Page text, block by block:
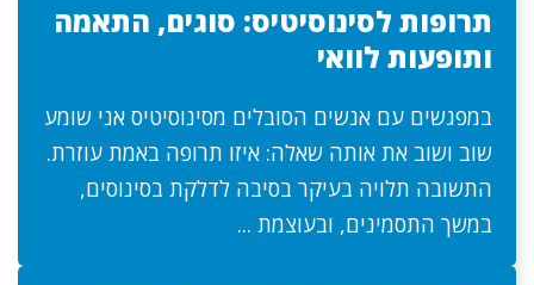
תרופות לסינוסיטיס: סוגים, התאמה
ותופעות לוואי
במפגשים עם אנשים הסובלים מסינוסיטיס אני שומע
שוב ושוב את אותה שאלה: איזו תרופה באמת עוזרת.
התשובה תלויה בעיקר בסיבה לדלקת בסינוסים,
במשך התסמינים, ובעוצמת ...